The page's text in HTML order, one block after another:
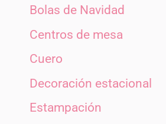
Bolas de Navidad
Centros de mesa
Cuero
Decoración estacional
Estampación